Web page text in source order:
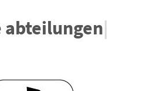
abteilungen|